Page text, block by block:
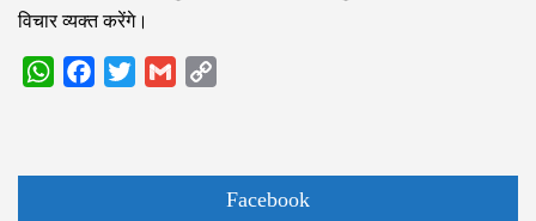
विचार व्यक्त करेंगे।
WhatsAppFacebook
Twitter Gmail
Facebook